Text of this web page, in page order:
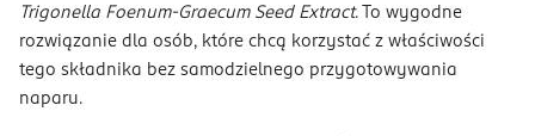
Trigonella Foenum-Graecum Seed Extract. To wygodne
rozwiązanie dla osób, które chcą korzystać z właściwości
tego składnika bez samodzielnego przygotowywania
naparu.